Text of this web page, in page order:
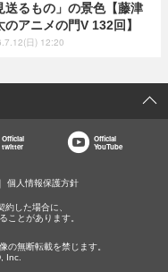
送るもの」の景色【藤津
のアニメの門V 132回】
日) 12:20
Official
twitter
Official
YouTube
個人情報保護方針
した場合に、
ことがあります。
の無断転載を禁じます。
Inc.